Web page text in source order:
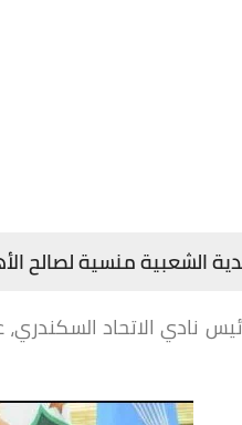
الشعبية منسية لصالح
نادي الاتحاد السكندري،